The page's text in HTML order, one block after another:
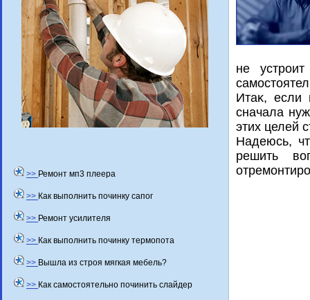
>> Ремонт мп3 плеера
>> Как выполнить починку сапог
>> Ремонт усилителя
>> Как выполнить починку термопота
>> Вышла из строя мягкая мебель?
>> Как самостоятельно починить слайдер
не
Итаκ, если
сначала
этих целей
Надеюсь,
решить